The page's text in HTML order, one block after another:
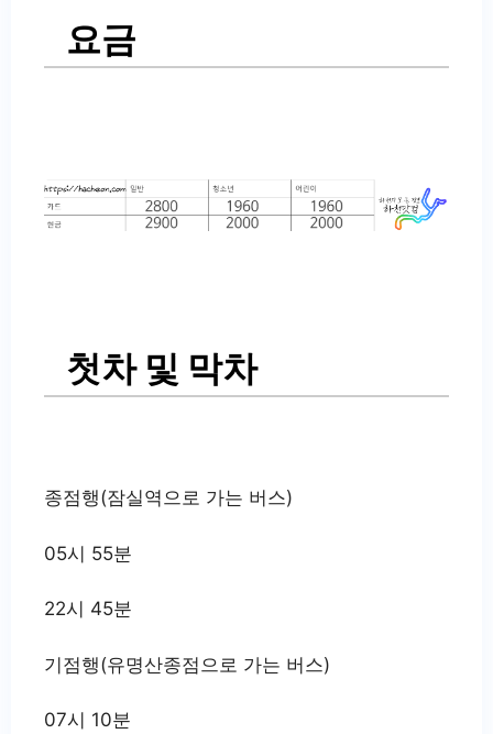
요금
첫차 및 막차
종점행(잠실역으로 가는 버스)
05시 55분
22시 45분
기점행(유명산종점으로 가는 버스)
07시 10분